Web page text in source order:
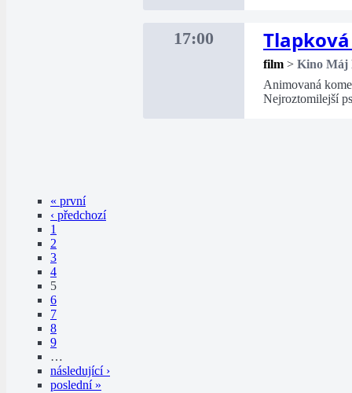
17:00
film > Kino Máj
Animovaná
Nejroztomilejší
« první
‹ předchozí
1
2
3
4
5
6
7
8
9
…
následující ›
poslední »